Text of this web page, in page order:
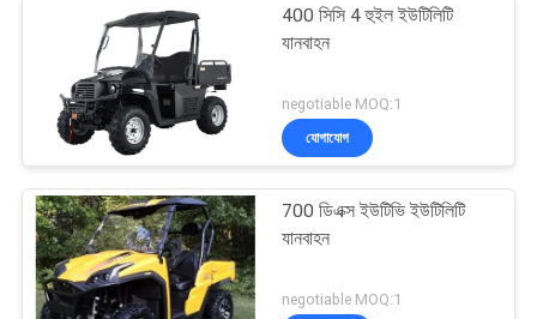
400 সিসি 4 হুইল ইউটিলিটি
যানবাহন
negotiable MOQ:1
যোগাযোগ
700 ডিএক্স ইউটিভি ইউটিলিটি
যানবাহন
negotiable MOQ:1